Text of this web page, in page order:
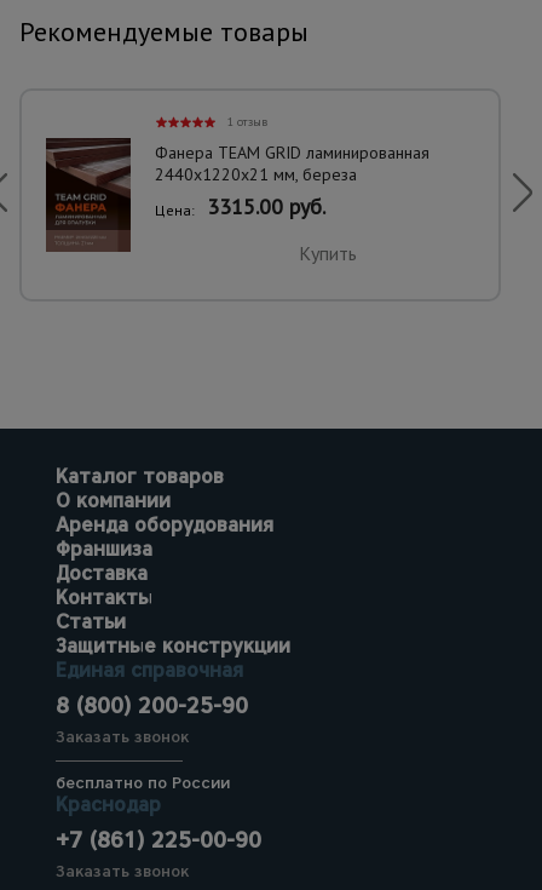
Рекомендуемые товары
1 отзыв
Фанера TEAM GRID ламинированная
2440х1220х21 мм, береза
Цена: 3315.00 руб.
Купить
Каталог товаров
О компании
Аренда оборудования
Франшиза
Доставка
Контакты
Статьи
Защитные конструкции
Единая справочная
8 (800) 200-25-90
Заказать звонок
бесплатно по России
Краснодар
+7 (861) 225-00-90
Заказать звонок